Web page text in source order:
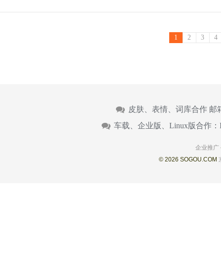
1 2 3 4
皮肤、表情、词库合作 邮
车载、企业版、Linux版合作：
企业推广
© 2026 SOGOU.COM